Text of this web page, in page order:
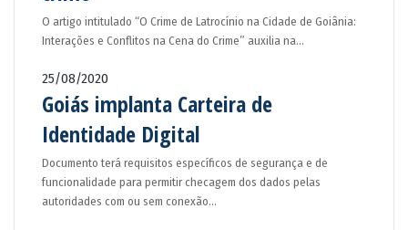
O artigo intitulado “O Crime de Latrocínio na Cidade de Goiânia:
Interações e Conflitos na Cena do Crime” auxilia na…
25/08/2020
Goiás implanta Carteira de
Identidade Digital
Documento terá requisitos específicos de segurança e de
funcionalidade para permitir checagem dos dados pelas
autoridades com ou sem conexão…